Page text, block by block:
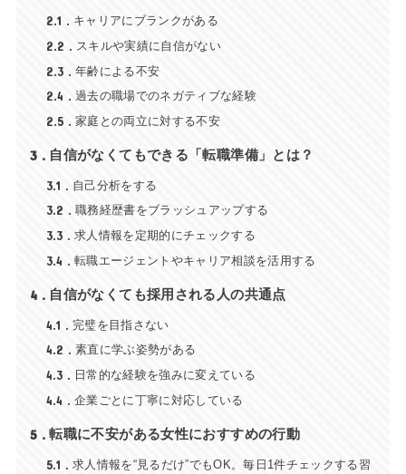
2.1 キャリアにブランクがある
2.2 スキルや実績に自信がない
2.3 年齢による不安
2.4 過去の職場でのネガティブな経験
2.5 家庭との両立に対する不安
3 自信がなくてもできる「転職準備」とは？
3.1 自己分析をする
3.2 職務経歴書をブラッシュアップする
3.3 求人情報を定期的にチェックする
3.4 転職エージェントやキャリア相談を活用する
4 自信がなくても採用される人の共通点
4.1 完璧を目指さない
4.2 素直に学ぶ姿勢がある
4.3 日常的な経験を強みに変えている
4.4 企業ごとに丁寧に対応している
5 転職に不安がある女性におすすめの行動
5.1
求人情報を“見るだけ”でもOK。毎日1件チェックする習